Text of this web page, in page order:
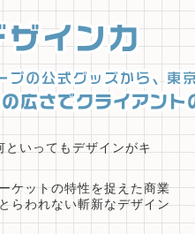
いってもデザインがキ
ケットの特性を捉えた商業
らわれない斬新なデザイン